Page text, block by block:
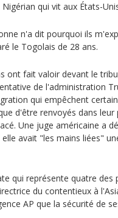
qui vit aux États-
n'a dit pourquoi ils
le Togolais de 28 ans.
ont fait valoir devant le
de l'administration
qui empêchent
d'être renvoyés dans leur
Une juge américaine a
avait "les mains liées"
qui représente quatre des
du contentieux à
AP que la sécurité de